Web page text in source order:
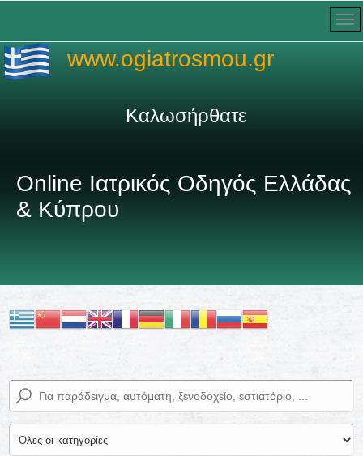
Online Ιατρικός Οδηγός Ελλάδας
& Κύπρου
www.ogiatrosmou.gr
Καλωσήρθατε στον